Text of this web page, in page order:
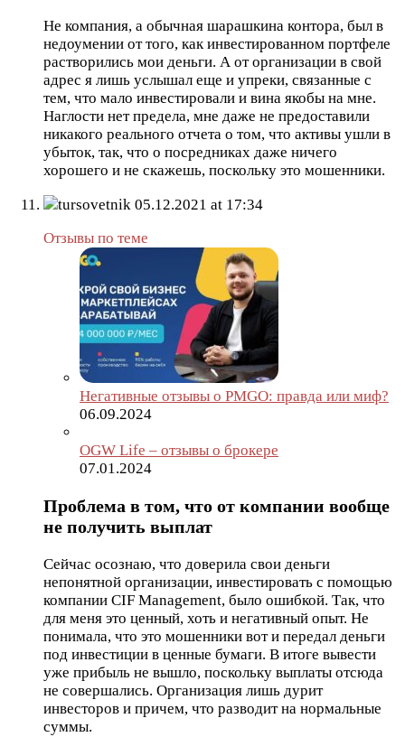
Не компания, а обычная шарашкина контора, был в
недоумении от того, как инвестированном портфеле
растворились мои деньги. А от организации в свой
адрес я лишь услышал еще и упреки, связанные с
тем, что мало инвестировали и вина якобы на мне.
Наглости нет предела, мне даже не предоставили
никакого реального отчета о том, что активы ушли в
убыток, так, что о посредниках даже ничего
хорошего и не скажешь, поскольку это мошенники.
tursovetnik 05.12.2021 at 17:34
Отзывы по теме
Негативные отзывы о PMGO: правда или миф?
06.09.2024
OGW Life – отзывы о брокере
07.01.2024
Проблема в том, что от компании вообще
не получить выплат
Сейчас осознаю, что доверила свои деньги
непонятной организации, инвестировать с помощью
компании CIF Management, было ошибкой. Так, что
для меня это ценный, хоть и негативный опыт. Не
понимала, что это мошенники вот и передал деньги
под инвестиции в ценные бумаги. В итоге вывести
уже прибыль не вышло, поскольку выплаты отсюда
не совершались. Организация лишь дурит
инвесторов и причем, что разводит на нормальные
суммы.